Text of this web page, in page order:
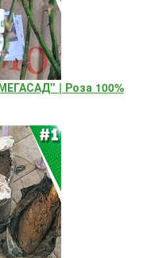
| Роза 100%